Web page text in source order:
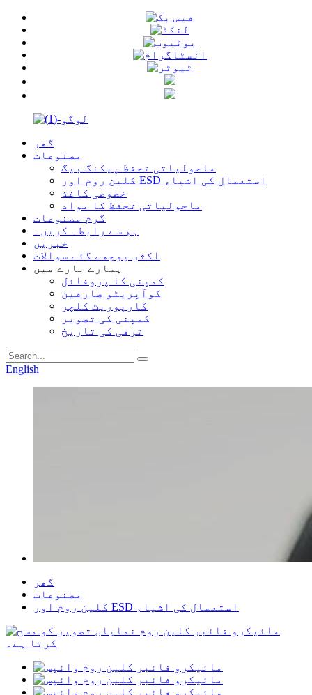
گھر
مصنوعات
ماحولیاتی تحفظ پیکنگ بیگ
کلین روم اور ESD استعمال کی اشیاء
خصوصی کاغذ
ماحولیاتی تحفظ کا مواد
گرم مصنوعات
ہم سے رابطہ کریں۔
خبریں
اکثر پوچھے گئے سوالات
ہمارے بارے میں
کمپنی کا پروفائل
کوآپریٹو صارفین
کارپوریٹ کلچر
کمپنی کی تصویر
ترقی کی تاریخ
English
گھر
مصنوعات
کلین روم اور ESD استعمال کی اشیاء